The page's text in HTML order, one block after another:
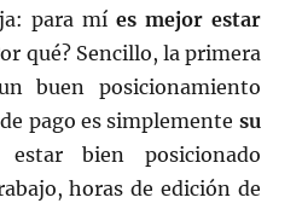
para mí es mejor estar
qué? Sencillo, la primera
buen posicionamiento
pago es simplemente su
bien posicionado
horas de edición de